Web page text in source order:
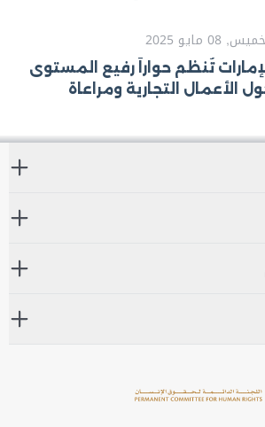
لحقوق الإنسان
08 مايو 2025
الإمارات تُنظم حواراً رفيع المستوى
الأعمال التجارية ومراعاة